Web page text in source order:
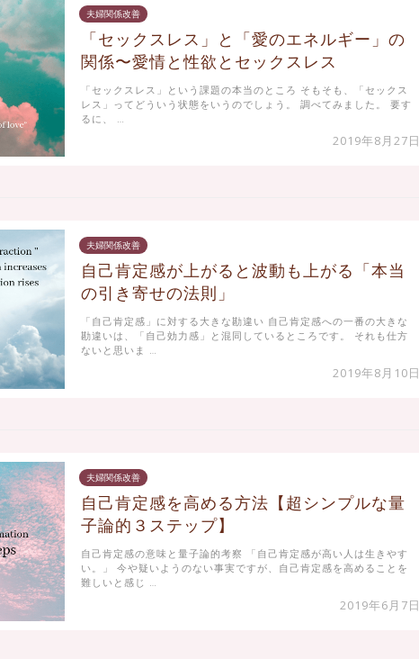
夫婦関係改善
「セックスレス」と「愛のエネルギー」の
関係〜愛情と性欲とセックスレス
2019年8月27日
「セックスレス」という課題の本当のところ そもそも、「セックス
レス」ってどういう状態をいうのでしょう。 調べてみました。 要す
るに、 …
夫婦関係改善
自己肯定感が上がると波動も上がる「本当
の引き寄せの法則」
2019年8月10日
「自己肯定感」に対する大きな勘違い 自己肯定感への一番の大きな
勘違いは、「自己効力感」と混同しているところです。 それも仕方
ないと思いま …
夫婦関係改善
自己肯定感を高める方法【超シンプルな量
子論的３ステップ】
2019年6月7日
自己肯定感の意味と量子論的考察 「自己肯定感が高い人は生きやす
い。」 今や疑いようのない事実ですが、自己肯定感を高めることを
難しいと感じ …